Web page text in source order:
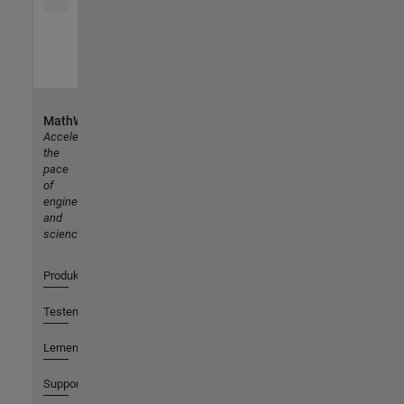
MathWorks
Accelerating
the
pace
of
engineering
and
science
Produkte
Testen oder Kaufen
Lernen
Support